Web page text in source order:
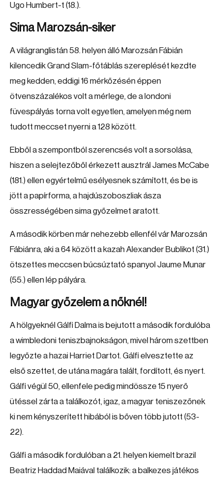
Ugo Humbert-t (18.).
Sima Marozsán-siker
A világranglistán 58. helyen álló Marozsán Fábián
kilencedik Grand Slam-főtáblás szereplését kezdte
meg kedden, eddigi 16 mérkőzésén éppen
ötvenszázalékos volt a mérlege, de a londoni
füvespályás torna volt egyetlen, amelyen még nem
tudott meccset nyerni a 128 között.
Ebből a szempontból szerencsés volt a sorsolása,
hiszen a selejtezőből érkezett ausztrál James McCabe
(181.) ellen egyértelmű esélyesnek számított, és be is
jött a papírforma, a hajdúszoboszliak ásza
összrességében sima győzelmet aratott.
A második körben már nehezebb ellenfél vár Marozsán
Fábiánra, aki a 64 között a kazah Alexander Bublikot (31.)
ötszettes meccsen búcsúztató spanyol Jaume Munar
(55.) ellen lép pályára.
Magyar győzelem a nőknél!
A hölgyeknél Gálfi Dalma is bejutott a második fordulóba
a wimbledoni teniszbajnokságon, mivel három szettben
legyőzte a hazai Harriet Dartot. Gálfi elvesztette az
első szettet, de utána magára talált, fordított, és nyert.
Gálfi végül 50, ellenfele pedig mindössze 15 nyerő
ütéssel zárta a találkozót, igaz, a magyar teniszezőnek
ki nem kényszerített hibából is bőven több jutott (53-
22).
Gálfi a második fordulóban a 21. helyen kiemelt brazil
Beatriz Haddad Maiával találkozik: a balkezes játékos